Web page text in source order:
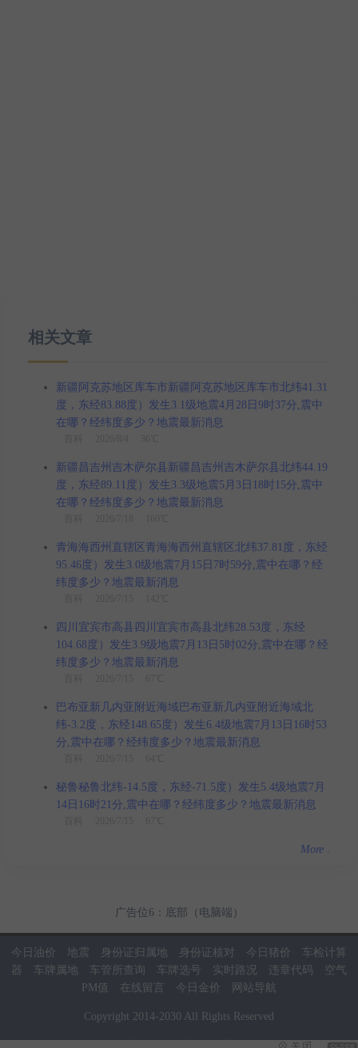
相关文章
新疆阿克苏地区库车市新疆阿克苏地区库车市北纬41.31
度，东经83.88度）发生3.1级地震4月28日9时37分,震中
在哪？经纬度多少？地震最新消息
新疆昌吉州吉木萨尔县新疆昌吉州吉木萨尔县北纬44.19
度，东经89.11度）发生3.3级地震5月3日18时15分,震中
在哪？经纬度多少？地震最新消息
青海海西州直辖区青海海西州直辖区北纬37.81度，东经
95.46度）发生3.0级地震7月15日7时59分,震中在哪？经
纬度多少？地震最新消息
四川宜宾市高县四川宜宾市高县北纬28.53度，东经
104.68度）发生3.9级地震7月13日5时02分,震中在哪？经
纬度多少？地震最新消息
巴布亚新几内亚附近海域巴布亚新几内亚附近海域北
纬-3.2度，东经148.65度）发生6.4级地震7月13日16时53
分,震中在哪？经纬度多少？地震最新消息
秘鲁秘鲁北纬-14.5度，东经-71.5度）发生5.4级地震7月
14日16时21分,震中在哪？经纬度多少？地震最新消息
More
广告位6：底部（电脑端）
今日油价 地震 身份证归属地 身份证核对 今日猪价
车检计算
器
车牌属地 车管所查询 车牌选号 实时路况 违章代码
空气
PM值
在线留言 今日金价 网站导航
Copyright 2014-2030 All Rights Reserved